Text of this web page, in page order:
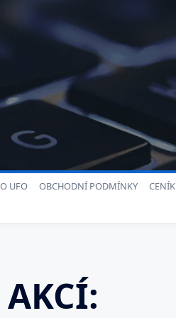
UFO OBCHODNÍ PODMÍNKY CENÍK